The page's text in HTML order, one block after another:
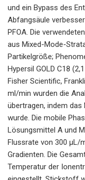
und ein Bypass des
Abfangsäule
PFOA. Die
aus Mixed-Mode-
Partikelgröße;
Hypersil GOLD C18
Fisher Scientific,
ml/min wurden die
übertragen, indem
wurde. Die mobile
Lösungsmittel A und
Flussrate von 300 µL/
Gradienten. Die
Temperatur der